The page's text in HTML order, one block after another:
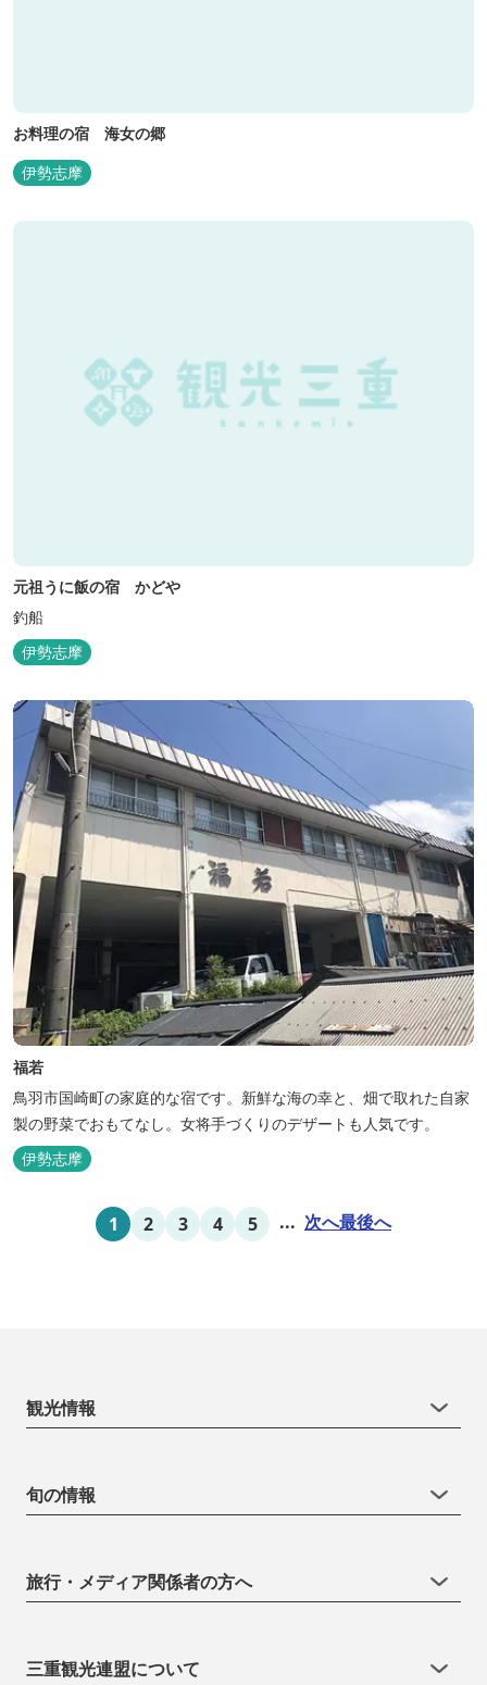
お料理の宿 海女の郷
伊勢志摩
元祖うに飯の宿 かどや
釣船
伊勢志摩
福若
鳥羽市国崎町の家庭的な宿です。新鮮な海の幸と、畑で取れた自家
製の野菜でおもてなし。女将手づくりのデザートも人気です。
伊勢志摩
1 2 3 4 5 ... 次へ最後へ
観光情報
旬の情報
旅行・メディア関係者の方へ
三重観光連盟について